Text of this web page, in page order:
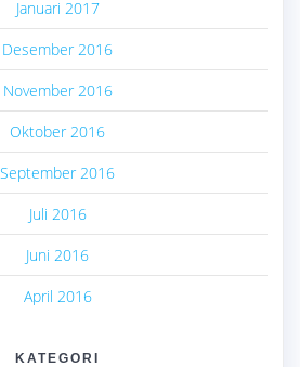
Januari 2017
Desember 2016
November 2016
Oktober 2016
September 2016
Juli 2016
Juni 2016
April 2016
KATEGORI